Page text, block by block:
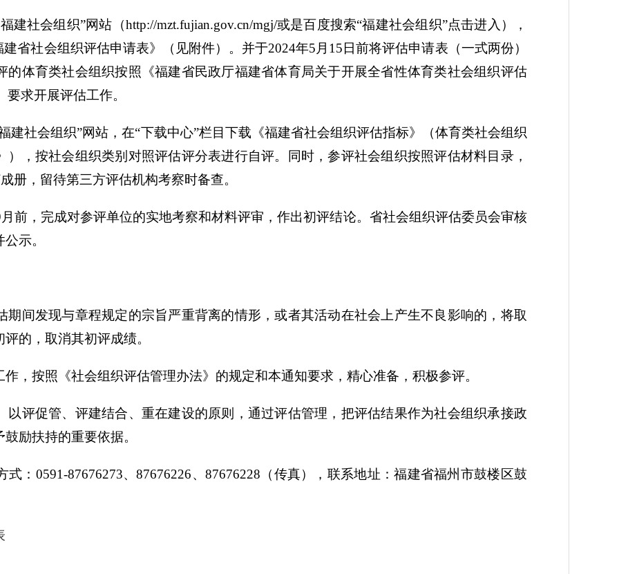
会组织”网站（http://mzt.fujian.gov.cn/mgj/或是百度搜索“福建社会组织”点击进入），
省社会组织评估申请表》（见附件）。并于2024年5月15日前将评估申请表（一式两份）
的体育类社会组织按照《福建省民政厅福建省体育局关于开展全省性体育类社会组织评估
求开展评估工作。
会组织”网站，在“下载中心”栏目下载《福建省社会组织评估指标》（体育类社会组织
，按社会组织类别对照评估评分表进行自评。同时，参评社会组织按照评估材料目录，
册，留待第三方评估机构考察时备查。
，完成对参评单位的实地考察和材料评审，作出初评结论。省社会组织评估委员会审核
示。
发现与章程规定的宗旨严重背离的情形，或者其活动在社会上产生不良影响的，将取
的，取消其初评成绩。
按照《社会组织评估管理办法》的规定和本通知要求，精心准备，积极参评。
促管、评建结合、重在建设的原则，通过评估管理，把评估结果作为社会组织承接政
励扶持的重要依据。
0591-87676273、87676226、87676228（传真），联系地址：福建省福州市鼓楼区鼓